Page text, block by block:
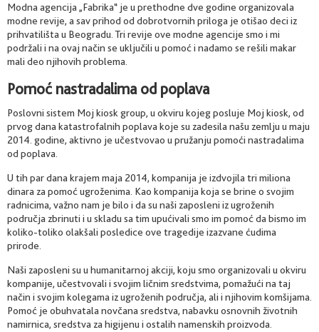
Modna agencija „Fabrika“ je u prethodne dve godine organizovala
modne revije, a sav prihod od dobrotvornih priloga je otišao deci iz
prihvatilišta u Beogradu. Tri revije ove modne agencije smo i mi
podržali i na ovaj način se uključili u pomoć i nadamo se rešili makar
mali deo njihovih problema.
Pomoć nastradalima od poplava
Poslovni sistem Moj kiosk group, u okviru kojeg posluje Moj kiosk, od
prvog dana katastrofalnih poplava koje su zadesila našu zemlju u maju
2014. godine, aktivno je učestvovao u pružanju pomoći nastradalima
od poplava.
U tih par dana krajem maja 2014, kompanija je izdvojila tri miliona
dinara za pomoć ugroženima. Kao kompanija koja se brine o svojim
radnicima, važno nam je bilo i da su naši zaposleni iz ugroženih
područja zbrinuti i u skladu sa tim upućivali smo im pomoć da bismo im
koliko-toliko olakšali posledice ove tragedije izazvane ćudima
prirode.
Naši zaposleni su u humanitarnoj akciji, koju smo organizovali u okviru
kompanije, učestvovali i svojim ličnim sredstvima, pomažući na taj
način i svojim kolegama iz ugroženih područja, ali i njihovim komšijama.
Pomoć je obuhvatala novčana sredstva, nabavku osnovnih životnih
namirnica, sredstva za higijenu i ostalih namenskih proizvoda.